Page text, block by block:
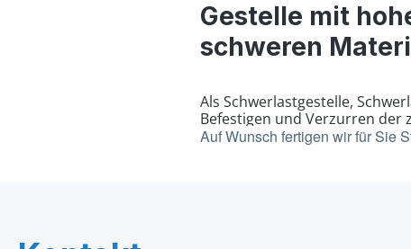
Gestelle mit
schweren
Als Schwerlastgestelle,
Befestigen und Verzurren der
Auf Wunsch fertigen wir für Sie